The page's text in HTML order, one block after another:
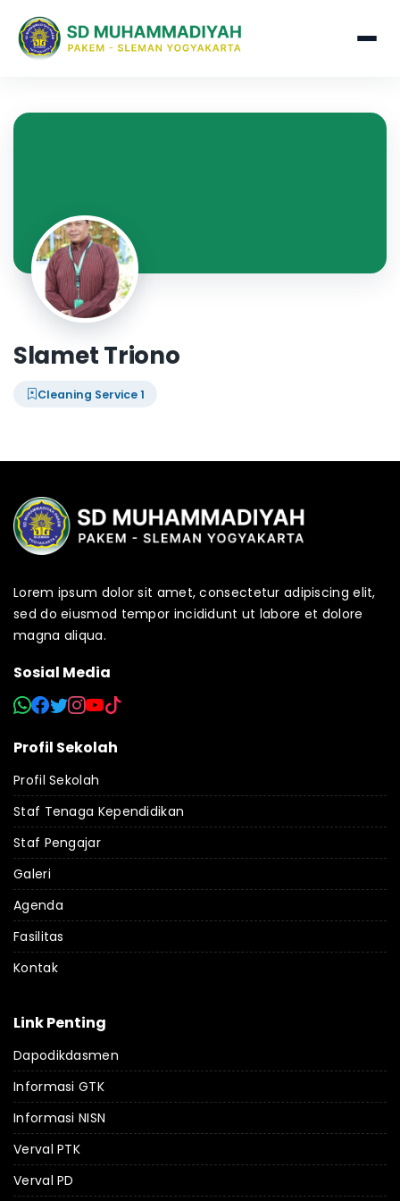
Slamet Triono
Cleaning Service 1
Lorem ipsum dolor sit amet, consectetur adipiscing elit,
sed do eiusmod tempor incididunt ut labore et dolore
magna aliqua.
Sosial Media
Profil Sekolah
Profil Sekolah
Staf Tenaga Kependidikan
Staf Pengajar
Galeri
Agenda
Fasilitas
Kontak
Link Penting
Dapodikdasmen
Informasi GTK
Informasi NISN
Verval PTK
Verval PD